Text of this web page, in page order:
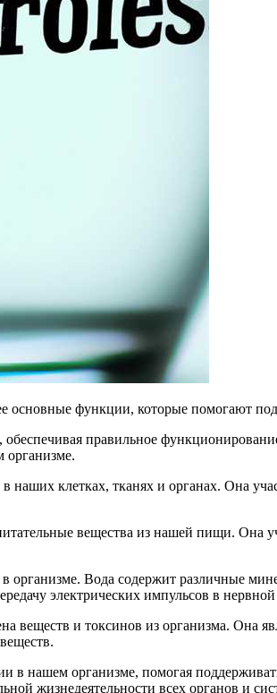
функции, которые помогают
правильное
организме.
клетках, тканях и органах. Она
вещества из нашей пищи. Она
Вода содержит различные
электрических импульсов в нервной
веществ и токсинов из организма. Она
нашем организме, помогая
жизнедеятельности всех органов и